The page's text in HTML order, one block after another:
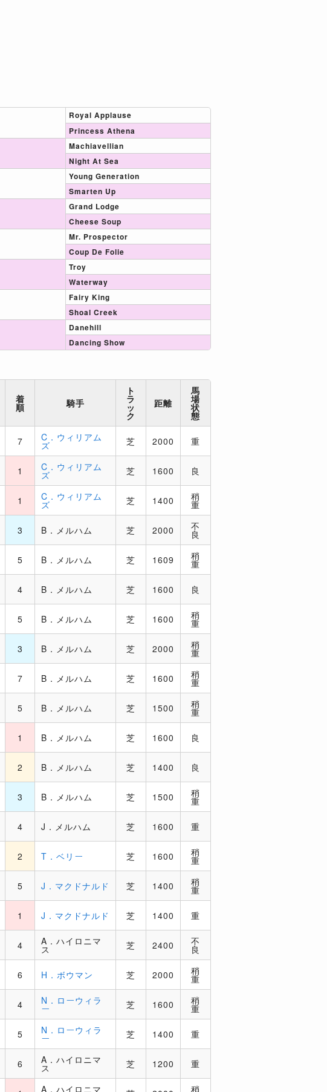
Royal Applause
Princess Athena
Machiavellian
Night At Sea
Young Generation
Smarten Up
Grand Lodge
Cheese Soup
Mr. Prospector
Coup De Folie
Troy
Waterway
Fairy King
Shoal Creek
Danehill
Dancing Show
着
順 騎手
ト
ラ
ッ
ク
距離
馬
場
状
態
7 C．ウィリアム
ズ 芝 2000 重
1 C．ウィリアム
ズ 芝 1600 良
1 C．ウィリアム
ズ 芝 1400 稍
重
3 B．メルハム 芝 2000 不
良
5 B．メルハム 芝 1609 稍
重
4 B．メルハム 芝 1600 良
5 B．メルハム 芝 1600 稍
重
3 B．メルハム 芝 2000 稍
重
7 B．メルハム 芝 1600 稍
重
5 B．メルハム 芝 1500 稍
重
1 B．メルハム 芝 1600 良
2 B．メルハム 芝 1400 良
3 B．メルハム 芝 1500 稍
重
4 J．メルハム 芝 1600 重
2 T．ベリー 芝 1600 稍
重
5 J．マクドナルド 芝 1400 稍
重
1 J．マクドナルド 芝 1400 重
4 A．ハイロニマ
ス 芝 2400 不
良
6 H．ボウマン 芝 2000 稍
重
4 N．ローウィラ
ー 芝 1600 稍
重
5 N．ローウィラ
ー 芝 1400 重
6 A．ハイロニマ
ス 芝 1200 重
A．ハイロニマ 稍